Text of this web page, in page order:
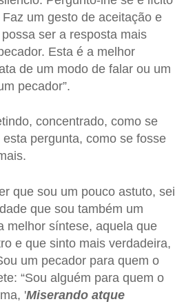
um gesto de aceitação e
ser a resposta mais
Esta é a melhor
de um modo de falar ou um
pecador”.
concentrado, como se
pergunta, como se fosse
que sou um pouco astuto, sei
que sou também um
melhor síntese, aquela que
e que sinto mais verdadeira,
um pecador para quem o
“Sou alguém para quem o
'Miserando atque